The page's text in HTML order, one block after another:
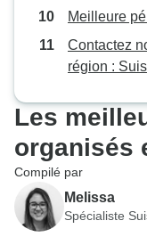
Meilleure
Contactez
région :
Les
organisés
Compilé par
Melissa
Spécialiste